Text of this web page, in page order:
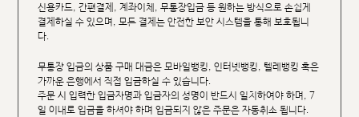
신용카드, 간편결제, 계좌이체, 무통장입금 등 원하는 방식으로 손쉽게
결제하실 수 있으며, 모든 결제는 안전한 보안 시스템을 통해 보호됩니
다.
무통장 입금의 상품 구매 대금은 모바일뱅킹, 인터넷뱅킹, 텔레뱅킹 혹은
가까운 은행에서 직접 입금하실 수 있습니다.
주문 시 입력한 입금자명과 입금자의 성명이 반드시 일치하여야 하며, 7
일 이내로 입금을 하셔야 하며 입금되지 않은 주문은 자동취소 됩니다.